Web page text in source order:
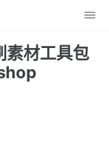
素材工具包